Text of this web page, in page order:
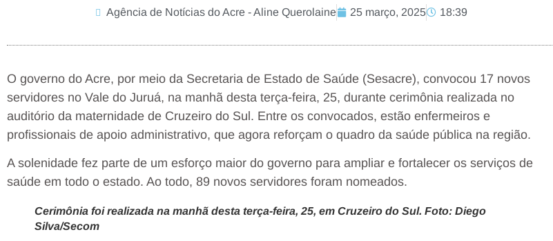
Agência de Notícias do Acre - Aline Querolaine 25 março, 2025 18:39
O governo do Acre, por meio da Secretaria de Estado de Saúde (Sesacre), convocou 17 novos
servidores no Vale do Juruá, na manhã desta terça-feira, 25, durante cerimônia realizada no
auditório da maternidade de Cruzeiro do Sul. Entre os convocados, estão enfermeiros e
profissionais de apoio administrativo, que agora reforçam o quadro da saúde pública na região.
A solenidade fez parte de um esforço maior do governo para ampliar e fortalecer os serviços de
saúde em todo o estado. Ao todo, 89 novos servidores foram nomeados.
Cerimônia foi realizada na manhã desta terça-feira, 25, em Cruzeiro do Sul. Foto: Diego
Silva/Secom